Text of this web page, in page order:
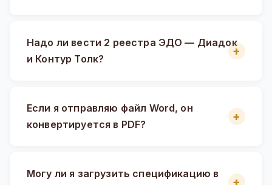
Надо ли вести 2 реестра ЭДО — Диадок
и Контур Толк?
Если я отправляю файл Word, он
конвертируется в PDF?
Могу ли я загрузить спецификацию в